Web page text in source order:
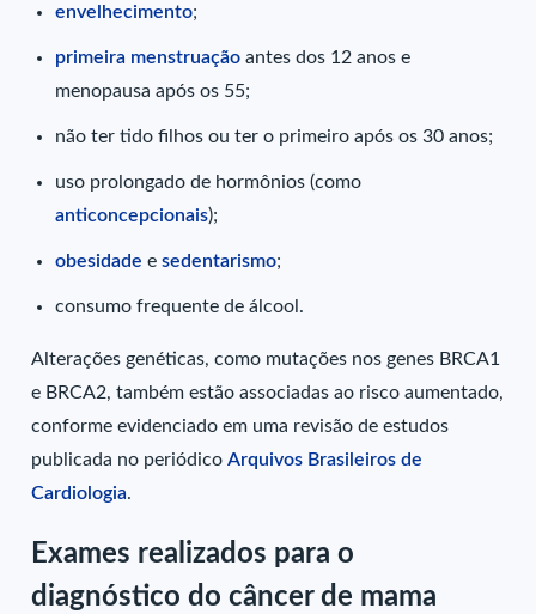
envelhecimento;
primeira menstruação antes dos 12 anos e
menopausa após os 55;
não ter tido filhos ou ter o primeiro após os 30 anos;
uso prolongado de hormônios (como
anticoncepcionais);
obesidadeesedentarismo;
consumo frequente de álcool.
Alterações genéticas, como mutações nos genes BRCA1
e BRCA2, também estão associadas ao risco aumentado,
conforme evidenciado em uma revisão de estudos
publicada no periódicoArquivos Brasileiros de
Cardiologia.
Exames realizados para o
diagnóstico do câncer de mama